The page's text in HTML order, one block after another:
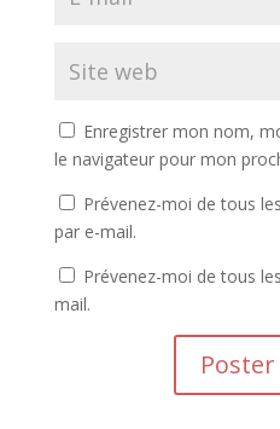
Enregistrer mon nom,
le navigateur pour mon
Prévenez-moi de tous
par e-mail.
Prévenez-moi de tous
mail.